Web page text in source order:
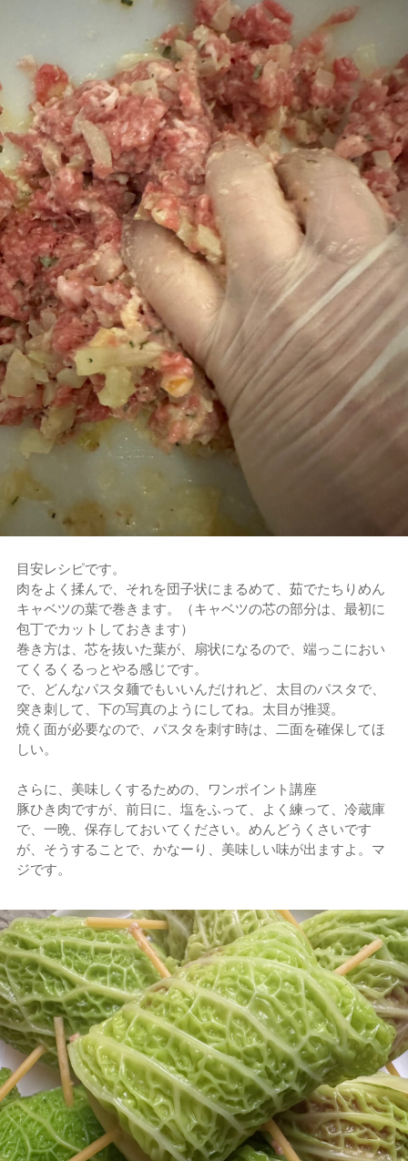
目安レシピです。
肉をよく揉んで、それを団子状にまるめて、茹でたちりめん
キャベツの葉で巻きます。（キャベツの芯の部分は、最初に
包丁でカットしておきます）
巻き方は、芯を抜いた葉が、扇状になるので、端っこにおい
てくるくるっとやる感じです。
で、どんなパスタ麺でもいいんだけれど、太目のパスタで、
突き刺して、下の写真のようにしてね。太目が推奨。
焼く面が必要なので、パスタを刺す時は、二面を確保してほ
しい。
さらに、美味しくするための、ワンポイント講座
豚ひき肉ですが、前日に、塩をふって、よく練って、冷蔵庫
で、一晩、保存しておいてください。めんどうくさいです
が、そうすることで、かなーり、美味しい味が出ますよ。マ
ジです。